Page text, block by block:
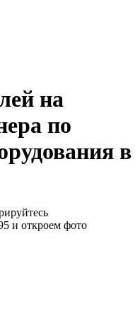
на
по
в
и откроем фото